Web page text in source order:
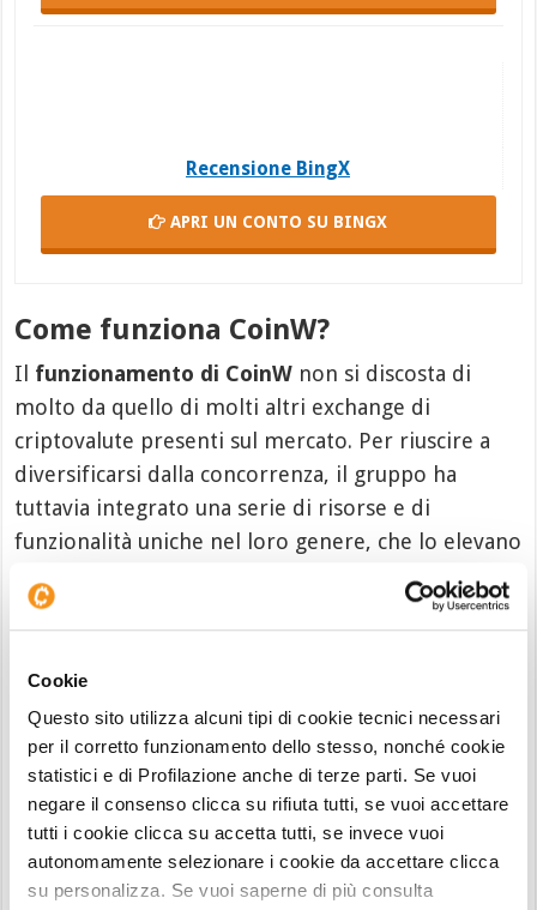
Cookie
Questo sito utilizza alcuni tipi di cookie tecnici necessari
per il corretto funzionamento dello stesso, nonché cookie
statistici e di Profilazione anche di terze parti. Se vuoi
negare il consenso clicca su rifiuta tutti, se vuoi accettare
tutti i cookie clicca su accetta tutti, se invece vuoi
autonomamente selezionare i cookie da accettare clicca
su personalizza. Se vuoi saperne di più consulta
Recensione BingX
APRI UN CONTO SU BINGX
Come funziona CoinW?
Il funzionamento di CoinW non si discosta di
molto da quello di molti altri exchange di
criptovalute presenti sul mercato. Per riuscire a
diversificarsi dalla concorrenza, il gruppo ha
tuttavia integrato una serie di risorse e di
funzionalità uniche nel loro genere, che lo elevano
– se così possiamo dire – in uno status di provider
alternativo, rispetto al tradizionale operatore per
capirne di più esaminando alcuni punti pillar.
Exchange puro di criptovalute
Stiamo parlando in questo caso della funzione di
acquisto espresso di asset crypto, che permette
(tramite uno dei tanti sistemi di pagamento
supportati) di accedere un vasto elenco di